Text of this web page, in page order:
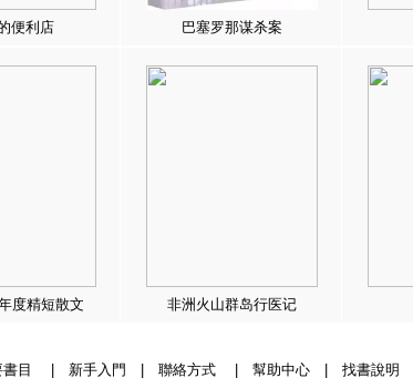
便利店 巴塞罗那谋杀案
度精短散文 非洲火山群岛行医记
目 新手入門 聯絡方式| 幫助中心| 找書說明